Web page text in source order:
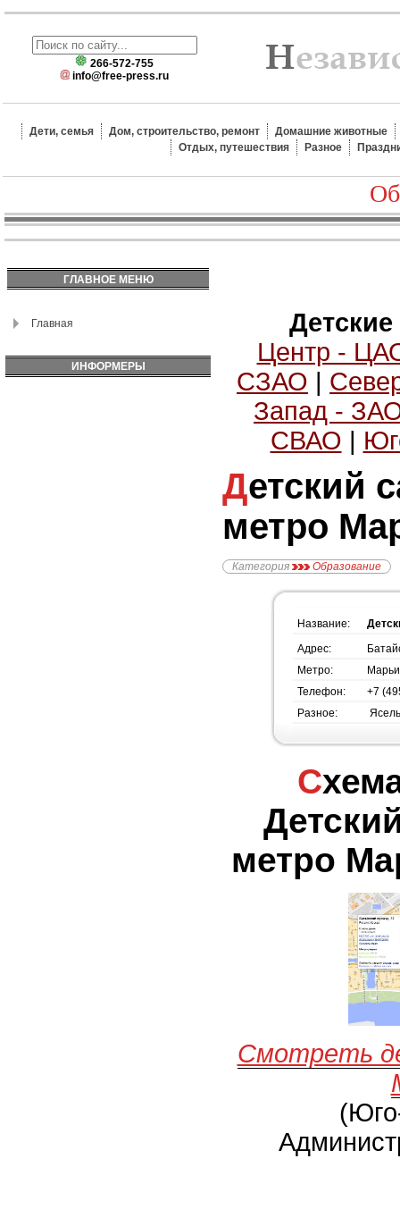
266-572-755
info@free-press.ru
Дети, семья Дом, строительство, ремонт
Домашние животные
Отдых, путешествия
Разное
ГЛАВНОЕ МЕНЮ
Главная
ИНФОРМЕРЫ
Центр -
СЗАО |
Запад -
СВАО |
Детский сад №2101,
метро
Категория Образование
Название:
Адрес:
Метро:
Телефон:
+7
Разное:
Схема проезда -
метро
Смотреть